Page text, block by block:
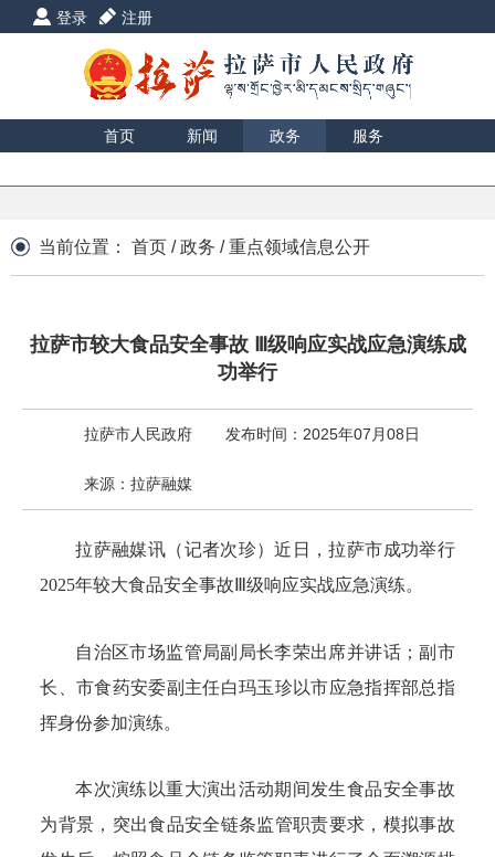
登录 注册
首页 新闻 政务
服务
当前位置： 首页 /政务 /重点领域信息公开
拉萨市较大食品安全事故 Ⅲ级响应实战应急演练成
功举行
拉萨市人民政府 发布时间：2025年07月08日
来源：拉萨融媒
拉萨融媒讯（记者次珍）近日，拉萨市成功举行
2025年较大食品安全事故Ⅲ级响应实战应急演练。
自治区市场监管局副局长李荣出席并讲话；副市
长、市食药安委副主任白玛玉珍以市应急指挥部总指
挥身份参加演练。
本次演练以重大演出活动期间发生食品安全事故
为背景，突出食品安全链条监管职责要求，模拟事故